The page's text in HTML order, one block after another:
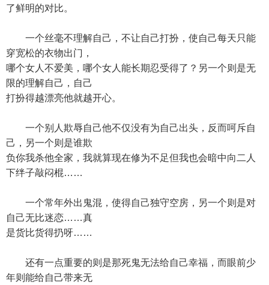
了鲜明的对比。
一个丝毫不理解自己，不让自己打扮，使自己每天只能
穿宽松的衣物出门，
哪个女人不爱美，哪个女人能长期忍受得了？另一个则是无
限的理解自己，自己
打扮得越漂亮他就越开心。
一个别人欺辱自己他不仅没有为自己出头，反而呵斥自
己，另一个则是谁欺
负你我杀他全家，我就算现在修为不足但我也会暗中向二人
下绊子敲闷棍……
一个常年外出鬼混，使得自己独守空房，另一个则是对
自己无比迷恋……真
是货比货得扔呀……
还有一点重要的则是那死鬼无法给自己幸福，而眼前少
年则能给自己带来无